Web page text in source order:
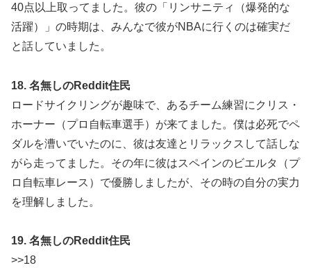
40点以上取ってました。彼の「リンサニティ（爆発的な
活躍）」の時期は、みんなで彼がNBAに行くのは確実だ
と話していました。
18. 名無しのReddit住民
ロードサイクリングが趣味で、あるチーム練習にクリス・
ホーナー（プロ自転車選手）が来てました。僕は必死でペ
ダルを漕いでいたのに、彼は友達とリラックスして話しな
がら走ってました。その年に彼はスペインのビエルタ（プ
ロ自転車レース）で優勝しましたが、その時の自分の実力
を理解しました。
19. 名無しのReddit住民
>>18